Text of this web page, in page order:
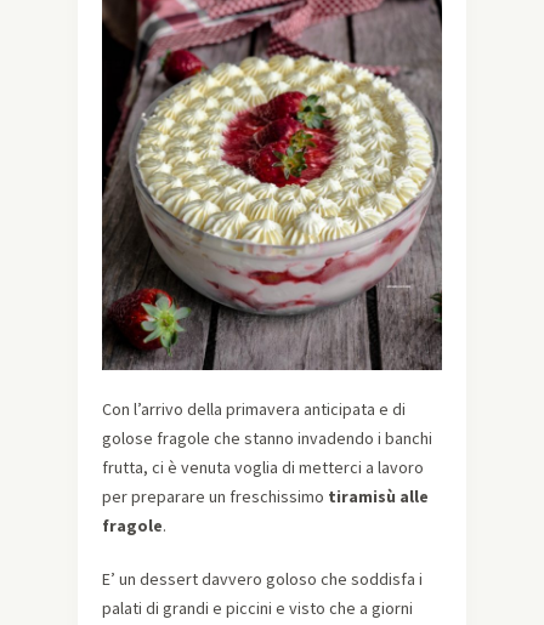
Con l’arrivo della primavera anticipata e di
golose fragole che stanno invadendo i banchi
frutta, ci è venuta voglia di metterci a lavoro
per preparare un freschissimo tiramisù alle
fragole.
E’ un dessert davvero goloso che soddisfa i
palati di grandi e piccini e visto che a giorni